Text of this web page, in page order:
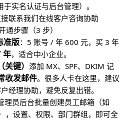
于实名认证与后台管理）。
联系我们在线客户咨询协助
通步骤（3 步）
准版：5 账号 / 年 600 元，买 3 年
年，适合中小企业。
键） 添加 MX、SPF、DKIM 记
收发邮件。很多人卡在这里，建议
经理协助，避免反复出错。
理员后台批量创建员工邮箱（如
，设置、权限、部门群组，即可全